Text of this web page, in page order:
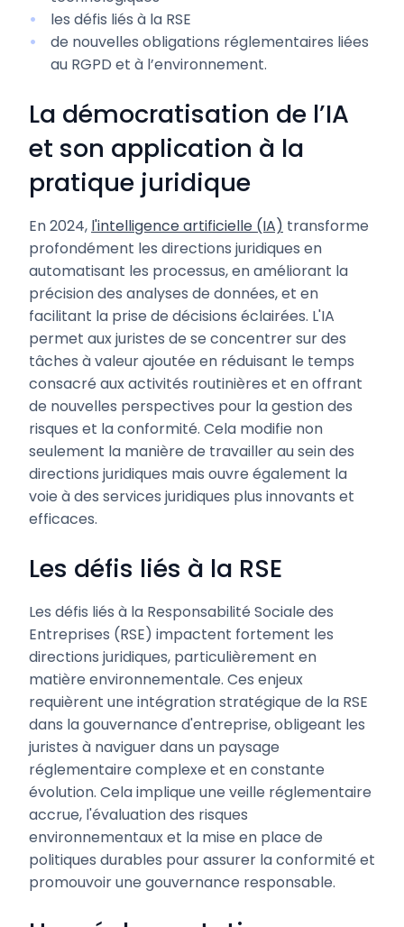
les défis liés à la RSE
de nouvelles obligations réglementaires liées
au RGPD et à l’environnement.
La démocratisation de l’IA
et son application à la
pratique juridique
En 2024, l'intelligence artificielle (IA) transforme
profondément les directions juridiques en
automatisant les processus, en améliorant la
précision des analyses de données, et en
facilitant la prise de décisions éclairées. L'IA
permet aux juristes de se concentrer sur des
tâches à valeur ajoutée en réduisant le temps
consacré aux activités routinières et en offrant
de nouvelles perspectives pour la gestion des
risques et la conformité. Cela modifie non
seulement la manière de travailler au sein des
directions juridiques mais ouvre également la
voie à des services juridiques plus innovants et
efficaces.
Les défis liés à la RSE
Les défis liés à la Responsabilité Sociale des
Entreprises (RSE) impactent fortement les
directions juridiques, particulièrement en
matière environnementale. Ces enjeux
requièrent une intégration stratégique de la RSE
dans la gouvernance d'entreprise, obligeant les
juristes à naviguer dans un paysage
réglementaire complexe et en constante
évolution. Cela implique une veille réglementaire
accrue, l'évaluation des risques
environnementaux et la mise en place de
politiques durables pour assurer la conformité et
promouvoir une gouvernance responsable.